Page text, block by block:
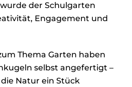
der Schulgarten
Engagement und
Thema Garten haben
selbst angefertigt –
Natur ein Stück